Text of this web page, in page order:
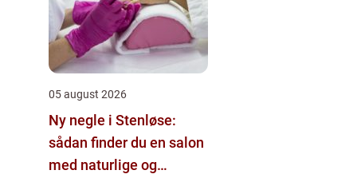
05 august 2026
Ny negle i Stenløse:
sådan finder du en salon
med naturlige og